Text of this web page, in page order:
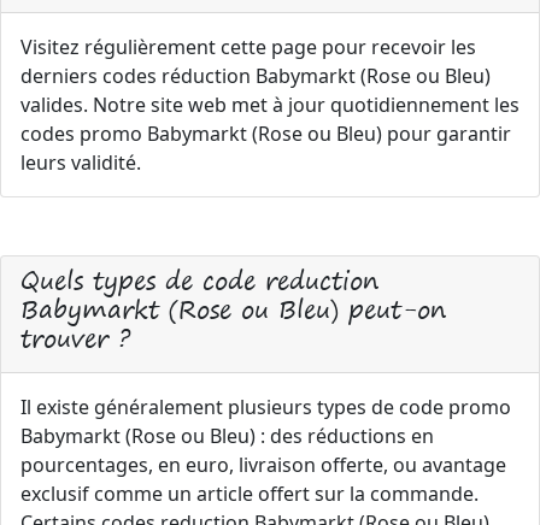
Visitez régulièrement cette page pour recevoir les
derniers codes réduction Babymarkt (Rose ou Bleu)
valides. Notre site web met à jour quotidiennement les
codes promo Babymarkt (Rose ou Bleu) pour garantir
leurs validité.
Quels types de code reduction
Babymarkt (Rose ou Bleu) peut-on
trouver ?
Il existe généralement plusieurs types de code promo
Babymarkt (Rose ou Bleu) : des réductions en
pourcentages, en euro, livraison offerte, ou avantage
exclusif comme un article offert sur la commande.